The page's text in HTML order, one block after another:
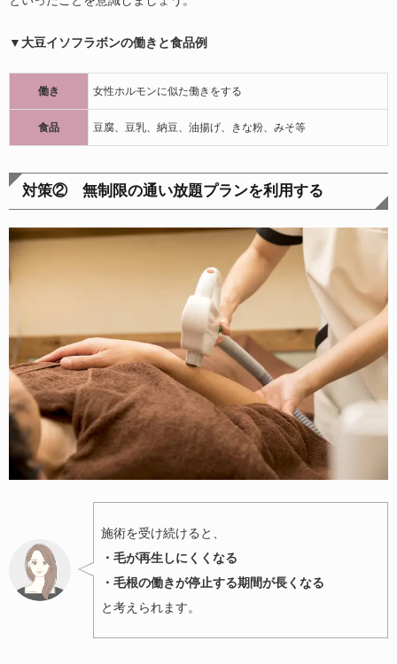
▼大豆イソフラボンの働きと食品例
働き 女性ホルモンに似た働きをする
食品 豆腐、豆乳、納豆、油揚げ、きな粉、みそ等
対策② 無制限の通い放題プランを利用する
施術を受け続けると、
・毛が再生しにくくなる
・毛根の働きが停止する期間が長くなる
と考えられます。